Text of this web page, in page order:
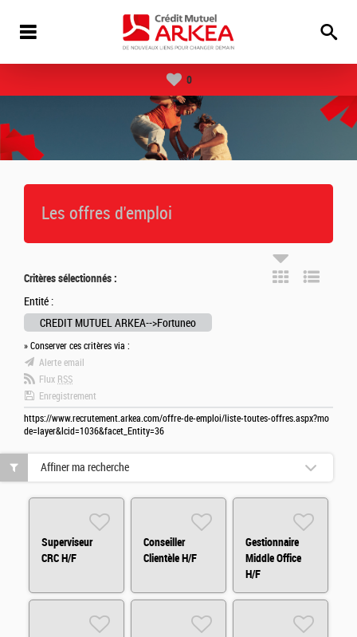
0
Les offres d'emploi
Critères sélectionnés :
Entité :
CREDIT MUTUEL ARKEA-->Fortuneo
» Conserver ces critères via :
Alerte email
Flux RSS
Enregistrement
https://www.recrutement.arkea.com/offre-de-emploi/liste-toutes-offres.aspx?mo
de=layer&lcid=1036&facet_Entity=36
Superviseur
CRC H/F
Conseiller
Clientèle H/F
Gestionnaire
Middle Office
H/F
Affiner ma recherche